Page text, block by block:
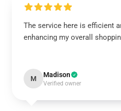
The service here is efficient
enhancing my overall
M Madison
Verified owner